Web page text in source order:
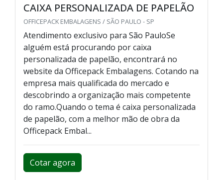
CAIXA PERSONALIZADA DE PAPELÃO
OFFICEPACK EMBALAGENS / SÃO PAULO - SP
Atendimento exclusivo para São PauloSe
alguém está procurando por caixa
personalizada de papelão, encontrará no
website da Officepack Embalagens. Cotando na
empresa mais qualificada do mercado e
descobrindo a organização mais competente
do ramo.Quando o tema é caixa personalizada
de papelão, com a melhor mão de obra da
Officepack Embal...
Cotar agora